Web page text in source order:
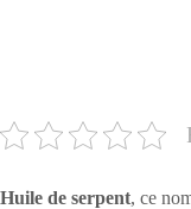
Huile de serpent, ce